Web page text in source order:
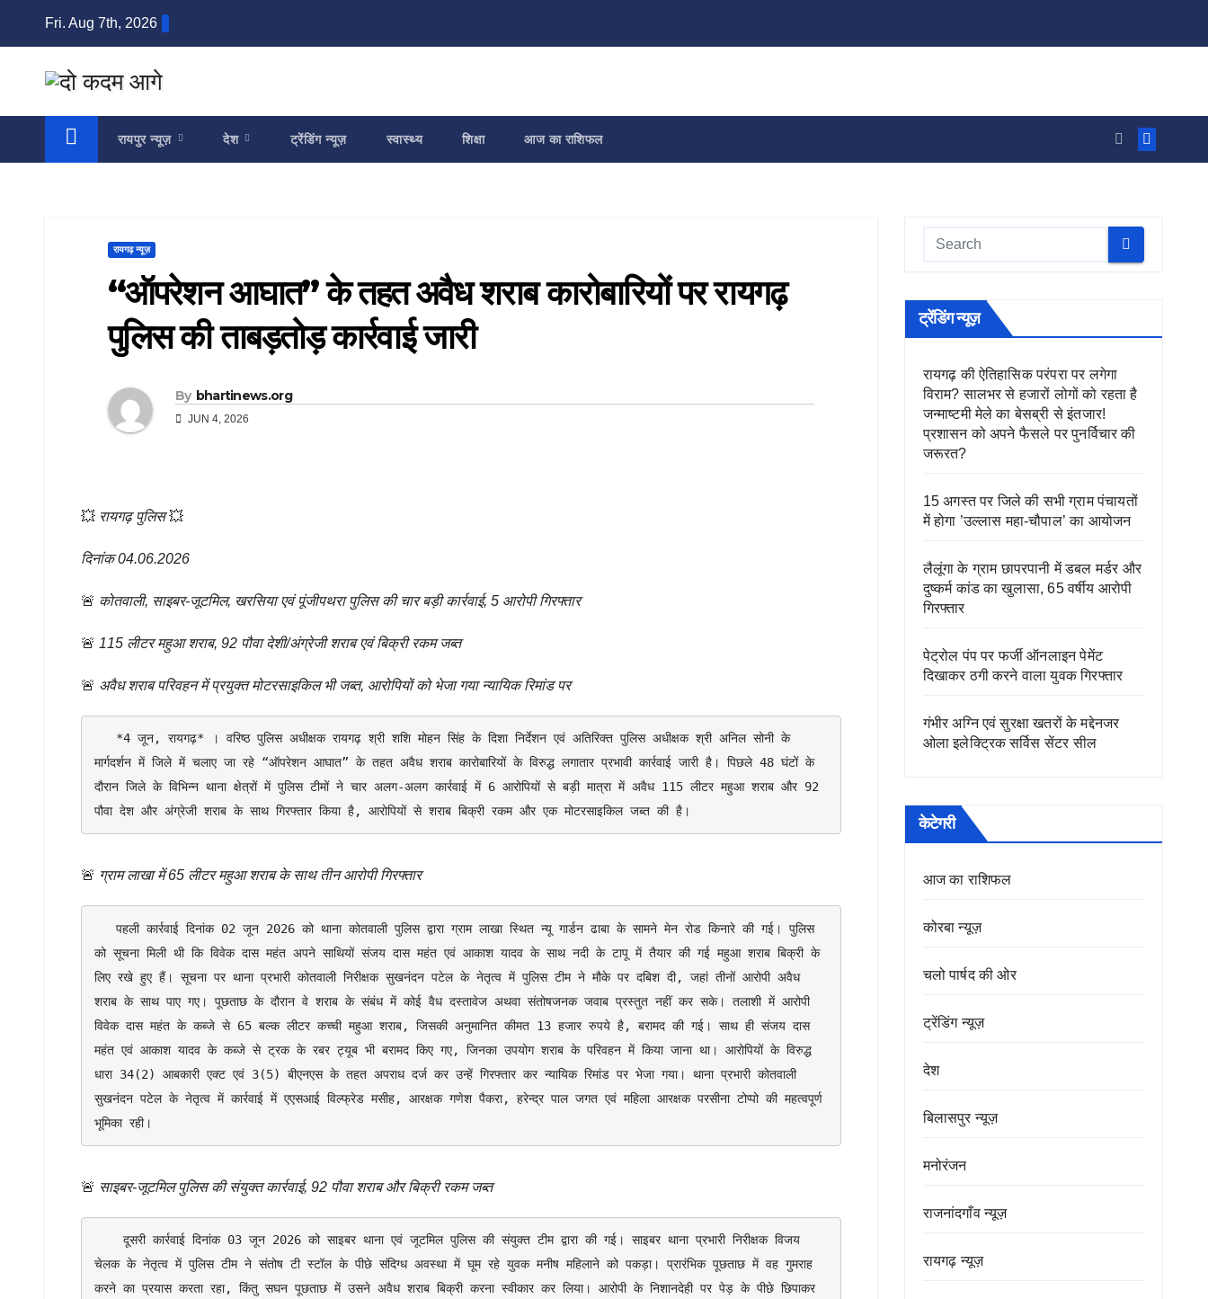
Fri. Aug 7th, 2026
रायपुर न्यूज़ देश ट्रेंडिंग न्यूज़ स्वास्थ्य शिक्षा आज का राशिफल
रायगढ़ न्यूज़
“ऑपरेशन आघात” के तहत अवैध शराब कारोबारियों पर रायगढ़
पुलिस की ताबड़तोड़ कार्रवाई जारी
By bhartinews.org
JUN 4, 2026
💥 रायगढ़ पुलिस💥
दिनांक 04.06.2026
🚨 कोतवाली, साइबर-जूटमिल, खरसिया एवं पूंजीपथरा पुलिस की चार बड़ी कार्रवाई, 5 आरोपी गिरफ्तार
🚨 115 लीटर महुआ शराब, 92 पौवा देशी/अंग्रेजी शराब एवं बिक्री रकम जब्त
🚨 अवैध शराब परिवहन में प्रयुक्त मोटरसाइकिल भी जब्त, आरोपियों को भेजा गया न्यायिक रिमांड पर
मार्गदर्शन में जिले में चलाए जा रहे “ऑपरेशन आघात” के तहत अवैध शराब कारोबारियों के विरुद्ध लगातार प्रभावी कार्रवाई जारी है। पिछले 48 घंटों के
दौरान जिले के विभिन्न थाना क्षेत्रों में पुलिस टीमों ने चार अलग-अलग कार्रवाई में 6 आरोपियों से बड़ी मात्रा में अवैध 115 लीटर महुआ शराब और 92
पौवा देश और अंग्रेजी शराब के साथ गिरफ्तार किया है, आरोपियों से शराब बिक्री रकम और एक मोटरसाइकिल जब्त की है।
🚨 ग्राम लाखा में 65 लीटर महुआ शराब के साथ तीन आरोपी गिरफ्तार
को सूचना मिली थी कि विवेक दास महंत अपने साथियों संजय दास महंत एवं आकाश यादव के साथ नदी के टापू में तैयार की गई महुआ शराब बिक्री के
लिए रखे हुए हैं। सूचना पर थाना प्रभारी कोतवाली निरीक्षक सुखनंदन पटेल के नेतृत्व में पुलिस टीम ने मौके पर दबिश दी, जहां तीनों आरोपी अवैध
शराब के साथ पाए गए। पूछताछ के दौरान वे शराब के संबंध में कोई वैध दस्तावेज अथवा संतोषजनक जवाब प्रस्तुत नहीं कर सके। तलाशी में आरोपी
विवेक दास महंत के कब्जे से 65 बल्क लीटर कच्ची महुआ शराब, जिसकी अनुमानित कीमत 13 हजार रुपये है, बरामद की गई। साथ ही संजय दास
महंत एवं आकाश यादव के कब्जे से ट्रक के रबर ट्यूब भी बरामद किए गए, जिनका उपयोग शराब के परिवहन में किया जाना था। आरोपियों के विरुद्ध
धारा 34(2) आबकारी एक्ट एवं 3(5) बीएनएस के तहत अपराध दर्ज कर उन्हें गिरफ्तार कर न्यायिक रिमांड पर भेजा गया। थाना प्रभारी कोतवाली
सुखनंदन पटेल के नेतृत्व में कार्रवाई में एएसआई विल्फ्रेड मसीह, आरक्षक गणेश पैकरा, हरेन्द्र पाल जगत एवं महिला आरक्षक परसीना टोप्पो की महत्वपूर्ण
भूमिका रही।
🚨 साइबर-जूटमिल पुलिस की संयुक्त कार्रवाई, 92 पौवा शराब और बिक्री रकम जब्त
चेलक के नेतृत्व में पुलिस टीम ने संतोष टी स्टॉल के पीछे संदिग्ध अवस्था में घूम रहे युवक मनीष महिलाने को पकड़ा। प्रारंभिक पूछताछ में वह गुमराह
करने का प्रयास करता रहा, किंतु सघन पूछताछ में उसने अवैध शराब बिक्री करना स्वीकार कर लिया। आरोपी के निशानदेही पर पेड़ के पीछे छिपाकर
ट्रेंडिंग न्यूज़
रायगढ़ की ऐतिहासिक परंपरा पर लगेगा
विराम? सालभर से हजारों लोगों को रहता है
जन्माष्टमी मेले का बेसब्री से इंतजार!
प्रशासन को अपने फैसले पर पुनर्विचार की
जरूरत?
15 अगस्त पर जिले की सभी ग्राम पंचायतों
में होगा ’उल्लास महा-चौपाल’ का आयोजन
लैलूंगा के ग्राम छापरपानी में डबल मर्डर और
दुष्कर्म कांड का खुलासा, 65 वर्षीय आरोपी
गिरफ्तार
पेट्रोल पंप पर फर्जी ऑनलाइन पेमेंट
दिखाकर ठगी करने वाला युवक गिरफ्तार
गंभीर अग्नि एवं सुरक्षा खतरों के मद्देनजर
ओला इलेक्ट्रिक सर्विस सेंटर सील
केटेगरी
आज का राशिफल
कोरबा न्यूज़
चलो पार्षद की ओर
ट्रेंडिंग न्यूज़
देश
बिलासपुर न्यूज़
मनोरंजन
राजनांदगाँव न्यूज़
रायगढ़ न्यूज़